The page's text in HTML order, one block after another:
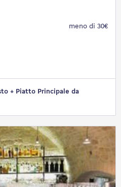
meno di 30€
+ Piatto Principale da